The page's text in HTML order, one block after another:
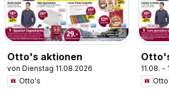
Otto's aktionen
von Dienstag 11.08.2026
Otto's
11.08. -